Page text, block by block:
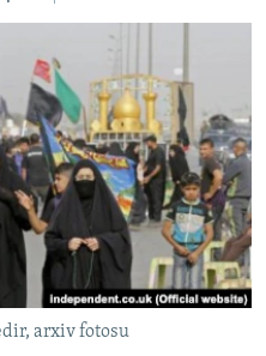
arxiv fotosu